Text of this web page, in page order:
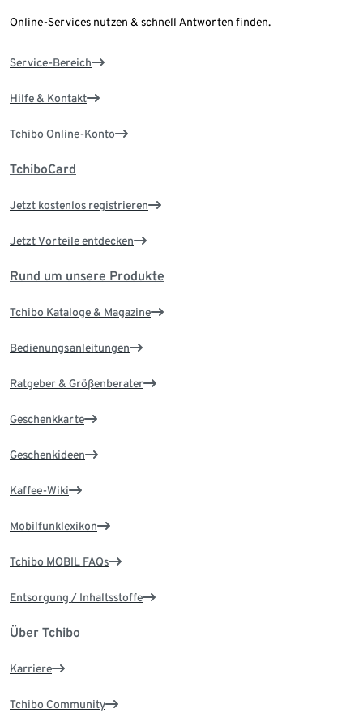
Online-Services nutzen & schnell Antworten finden.
Service-Bereich
Hilfe & Kontakt
Tchibo Online-Konto
TchiboCard
Jetzt kostenlos registrieren
Jetzt Vorteile entdecken
Rund um unsere Produkte
Tchibo Kataloge & Magazine
Bedienungsanleitungen
Ratgeber & Größenberater
Geschenkkarte
Geschenkideen
Kaffee-Wiki
Mobilfunklexikon
Tchibo MOBIL FAQs
Entsorgung / Inhaltsstoffe
Über Tchibo
Karriere
Tchibo Community